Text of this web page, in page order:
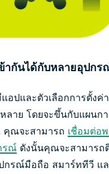
ากันได้กับหลายอุปกร
อปและตัวเลือกการตั้งค่
าย โดยจะขึ้นกับแผนก
ณจะสามารถ เชื่อมต่อ
รณ์ ดังนั้นคุณจะสามารถ
กรณ์มือถือ สมาร์ททีวี แ